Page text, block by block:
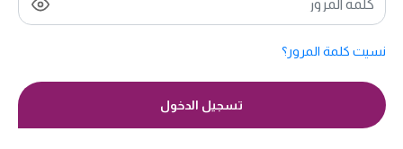
نسيت كلمة المرور؟
تسجيل الدخول